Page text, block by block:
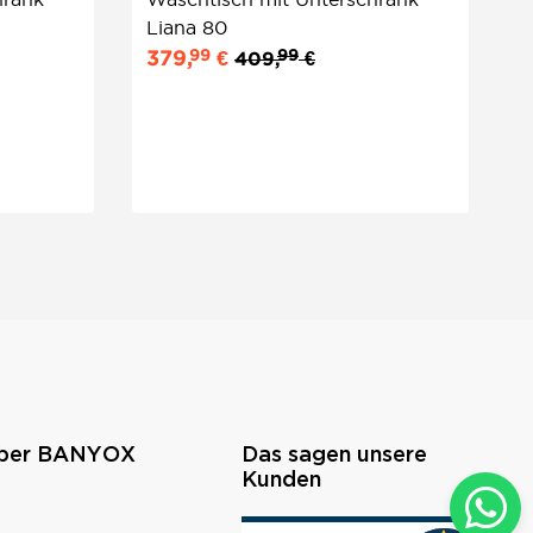
Liana 80
379,99 € 409,99€
BANYOX
Das sagen unsere
Kunden